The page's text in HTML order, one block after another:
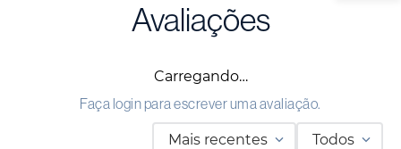
Avaliações
Carregando…
Faça login para escrever uma avaliação.
Mais recentes Todos